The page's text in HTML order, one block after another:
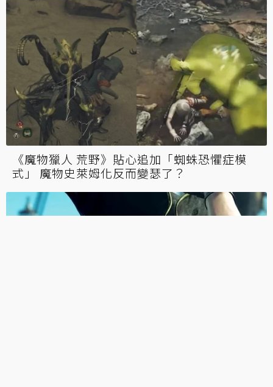
《魔物獵人 荒野》貼心追加「蜘蛛恐懼症模
式」 魔物史萊姆化反而變瑟了？